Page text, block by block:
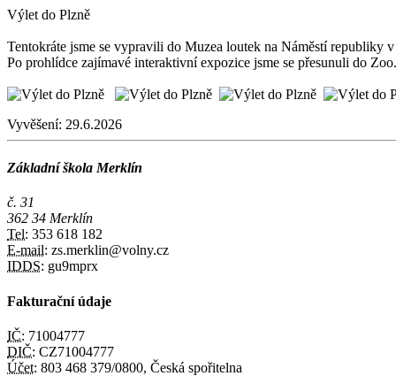
Výlet do Plzně
Tentokráte jsme se vypravili do Muzea loutek na Náměstí republiky
Po prohlídce zajímavé interaktivní expozice jsme se přesunuli do Zoo.
Vyvěšení: 29.6.2026
Základní škola Merklín
č. 31
362 34 Merklín
Tel: 353 618 182
E-mail: zs.merklin@volny.cz
IDDS: gu9mprx
Fakturační údaje
IČ: 71004777
DIČ: CZ71004777
Účet: 803 468 379/0800, Česká spořitelna